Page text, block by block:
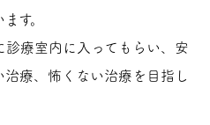
す。
療室内に入ってもらい、安
療、怖くない治療を目指し